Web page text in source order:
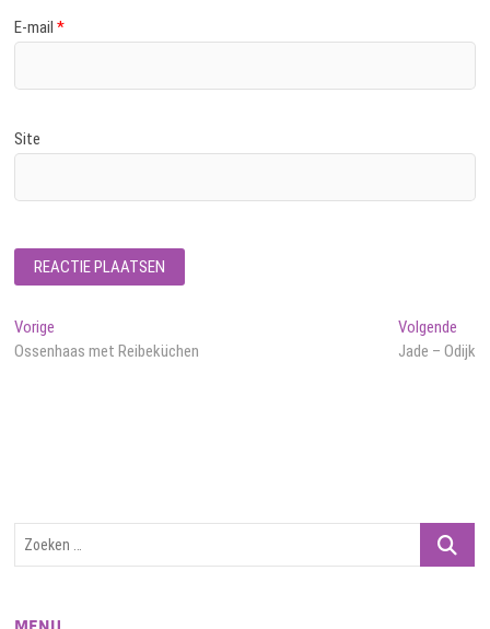
E-mail*
Site
Bericht
navigatie
Vorige
bericht:
Ossenhaas met Reibeküchen
Volgende
Jade – Odijk
Zoeken